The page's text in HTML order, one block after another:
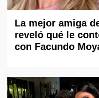
La mejor amiga
reveló qué le
con Facundo